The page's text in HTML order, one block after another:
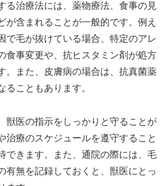
る治療法には、薬物療法、食事の見
が含まれることが一般的です。例え
で毛が抜けている場合、特定のアレ
食事変更や、抗ヒスタミン剤が処方
。また、皮膚病の場合は、抗真菌薬
ることもあります。
獣医の指示をしっかりと守ることが
治療のスケジュールを遵守すること
できます。また、通院の際には、毛
有無を記録しておくと、獣医にとっ